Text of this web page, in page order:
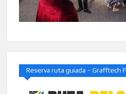
Reserva ruta guiada – Grafftech